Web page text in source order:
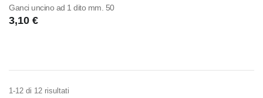
Ganci uncino ad 1 dito mm. 50
3,10 €
1-12 di 12 risultati